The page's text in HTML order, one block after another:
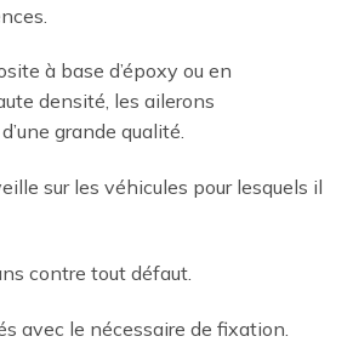
à base d’époxy ou en
densité, les ailerons
grande qualité.
sur les véhicules pour lesquels il
contre tout défaut.
avec le nécessaire de fixation.